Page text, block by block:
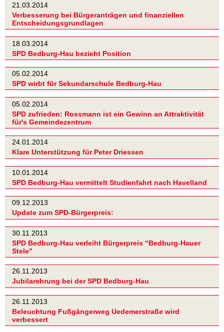
21.03.2014
Verbesserung bei Bürgeranträgen und finanziellen
Entscheidungsgrundlagen
18.03.2014
SPD Bedburg-Hau bezieht Position
05.02.2014
SPD wirbt für Sekundarschule Bedburg-Hau
05.02.2014
SPD zufrieden: Rossmann ist ein Gewinn an Attraktivität
für's Gemeindezentrum
24.01.2014
Klare Unterstützung für Peter Driessen
10.01.2014
SPD Bedburg-Hau vermittelt Studienfahrt nach Havelland
09.12.2013
Update zum SPD-Bürgerpreis:
30.11.2013
SPD Bedburg-Hau verleiht Bürgerpreis “Bedburg-Hauer
Stele”
26.11.2013
Jubilarehrung bei der SPD Bedburg-Hau
26.11.2013
Beleuchtung Fußgängerweg Uedemerstraße wird
verbessert